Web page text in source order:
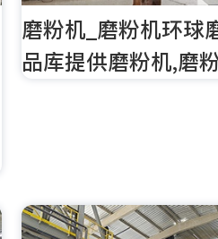
磨粉机_磨粉机环球
品库提供磨粉机,磨粉